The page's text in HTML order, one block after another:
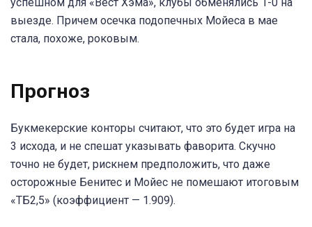
выезде. Причем осечка подопечных Мойеса в мае
стала, похоже, роковым.
Прогноз
Букмекерские конторы считают, что это будет игра на
3 исхода, и не спешат указывать фаворита. Скучно
точно не будет, рискнем предположить, что даже
осторожные Бенитес и Мойес не помешают итоговым
«ТБ2,5» (коэффициент — 1.909).